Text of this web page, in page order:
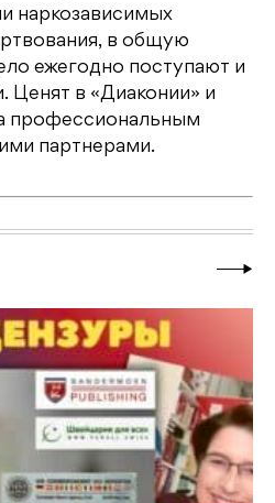
наркозависимых
в общую
ежегодно поступают и
Ценят в «Диаконии» и
профессиональным
партнерами.